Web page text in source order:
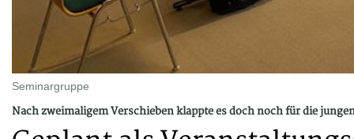
Seminargruppe
Nach zweimaligem Verschieben klappte es doch noch für die